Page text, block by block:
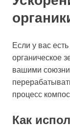
Если у вас
органическое
вашими
процесс
Как